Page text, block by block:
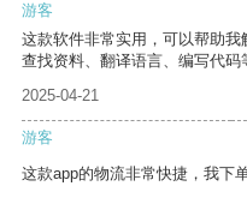
游客
这款软件非常实用，可以帮助
查找资料、翻译语言、编写代码
2025-04-21
游客
这款app的物流非常快捷，我下